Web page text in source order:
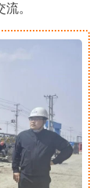
。